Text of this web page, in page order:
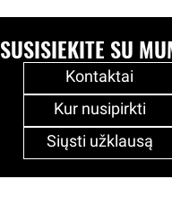
SUSISIEKITE SU
Kontaktai
Kur nusipirkti
Siųsti užklausą